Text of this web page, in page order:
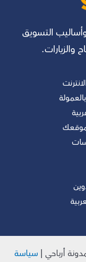
التسويق
والزيارات.
سياسة